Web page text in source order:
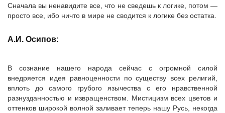
Сначала вы ненавидите все, что не сведешь к логике, потом —
просто все, ибо ничто в мире не сводится к логике без остатка.
А.И. Осипов:
В сознание нашего народа сейчас с огромной силой
внедряется идея равноценности по существу всех религий,
вплоть до самого грубого язычества с его нравственной
разнузданностью и извращенством. Мистицизм всех цветов и
оттенков широкой волной заливает теперь нашу Русь, некогда